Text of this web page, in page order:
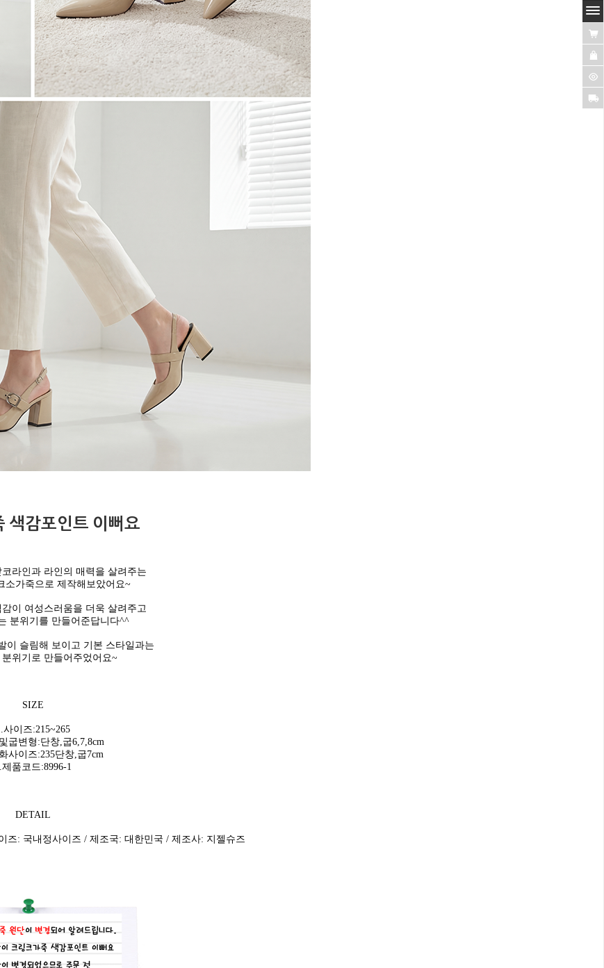
색감포인트 이뻐요
라인과 라인의 매력을 살려주는
소가죽으로 제작해보았어요~
이 여성스러움을 더욱 살려주고
분위기를 만들어준답니다^^
이 슬림해 보이고 기본 스타일과는
위기로 만들어주었어요~
SIZE
사이즈:215~265
굽변형:단창,굽6,7,8cm
사이즈:235단창,굽7cm
제품코드:8996-1
DETAIL
즈: 국내정사이즈 / 제조국: 대한민국 / 제조사: 지젤슈즈